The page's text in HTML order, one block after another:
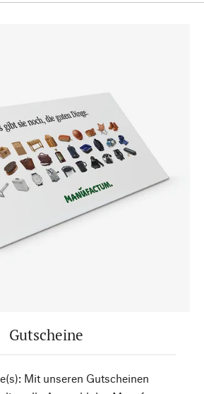
Gutscheine
Mit unseren Gutscheinen